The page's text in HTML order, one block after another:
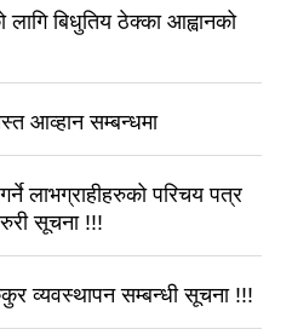
बिधुतिय ठेक्का आह्वानको
आव्हान सम्बन्धमा
लाभग्राहीहरुको परिचय पत्र
सूचना !!!
व्यवस्थापन सम्बन्धी सूचना !!!